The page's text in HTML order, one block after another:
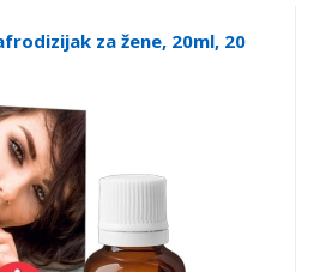
za žene, 20ml, 20